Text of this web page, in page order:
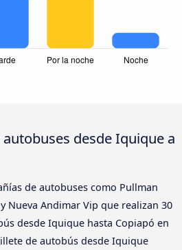
desde Iquique a
de autobuses como Pullman
Nueva Andimar Vip que realizan 30
desde Iquique hasta Copiapó en
de autobús desde Iquique